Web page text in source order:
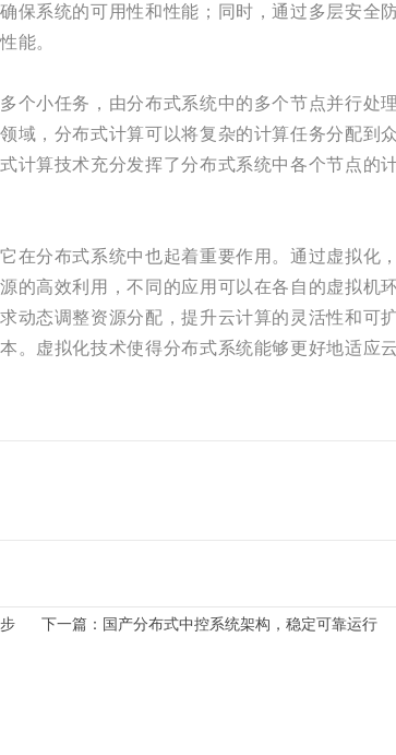
保系统的可用性和性能；同时，通过多层安
能。
个小任务，由分布式系统中的多个节点并行
域，分布式计算可以将复杂的计算任务分配
计算技术充分发挥了分布式系统中各个节点
在分布式系统中也起着重要作用。通过虚拟
的高效利用，不同的应用可以在各自的虚拟
动态调整资源分配，提升云计算的灵活性和
。虚拟化技术使得分布式系统能够更好地适应
下一篇：国产分布式中控系统架构，稳定可靠运行